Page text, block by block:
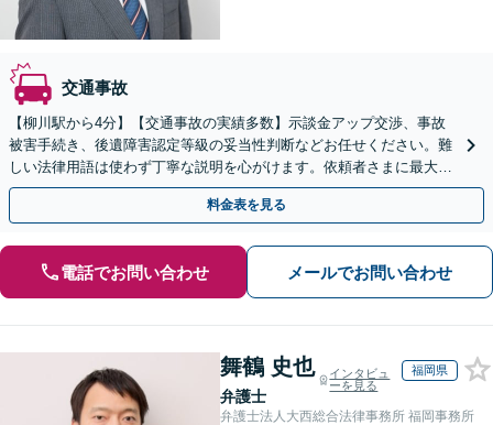
交通事故
【柳川駅から4分】【交通事故の実績多数】示談金アップ交渉、事故
被害手続き、後遺障害認定等級の妥当性判断などお任せください。難
しい法律用語は使わず丁寧な説明を心がけます。依頼者さまに最大限
ご納得いただける解決策を提案します。【子連れ相談可】
料金表を見る
電話でお問い合わせ メールでお問い合わせ
舞鶴 史也
弁護士
インタビュ
ーを見る
福岡県
弁護士法人大西総合法律事務所 福岡事務所